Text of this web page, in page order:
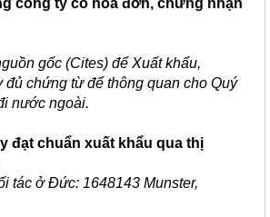
gốc (Cites) để Xuất khẩu,
đủ chứng từ để thông quan cho Quý
nước ngoài.
đạt chuẩn xuất khẩu qua thị
tác ở Đức: 1648143 Munster,